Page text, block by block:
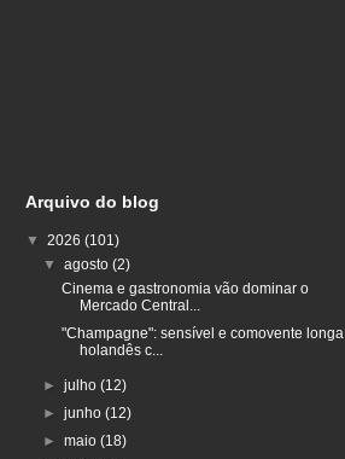
Arquivo do blog
▼ 2026 (101)
▼agosto(2)
Cinema e gastronomia vão dominar o
Mercado Central...
"Champagne": sensível e comovente longa
holandês c...
►julho(12)
►junho(12)
►maio(18)